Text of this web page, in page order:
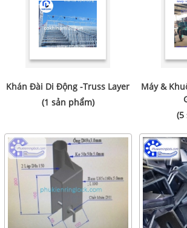
Khán Đài Di Động -Truss Layer
(1 sản phẩm)
Máy &
(5